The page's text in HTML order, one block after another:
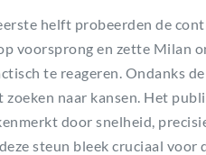
helft probeerden de
voorsprong en zette Milan
te reageren. Ondanks
naar kansen. Het
door snelheid,
steun bleek cruciaal voor